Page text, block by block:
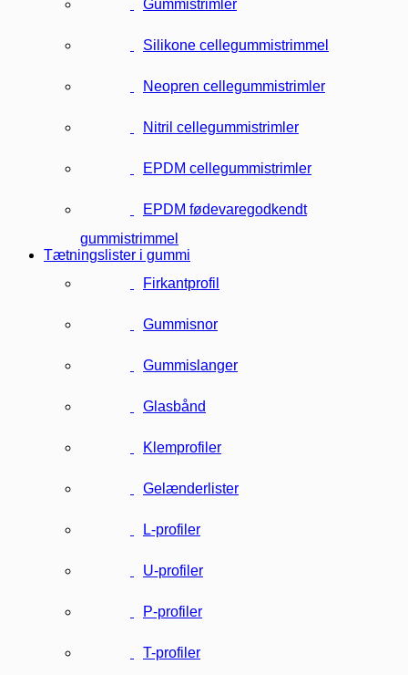
Gummistrimler
Silikone cellegummistrimmel
Neopren cellegummistrimler
Nitril cellegummistrimler
EPDM cellegummistrimler
EPDM fødevaregodkendt
gummistrimmel
Tætningslister i gummi
Firkantprofil
Gummisnor
Gummislanger
Glasbånd
Klemprofiler
Gelænderlister
L-profiler
U-profiler
P-profiler
T-profiler